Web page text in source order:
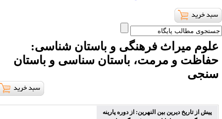
فرهنگی و باستان شناسی:
و مرمت، باستان سناسی و باستان
دیرین بین النهرین: از دوره پارینه